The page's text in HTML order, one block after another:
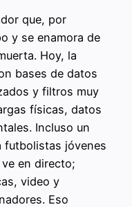
que, por
y se enamora de
Hoy, la
bases de datos
y filtros muy
físicas, datos
Incluso un
futbolistas jóvenes
en directo;
video y
Eso